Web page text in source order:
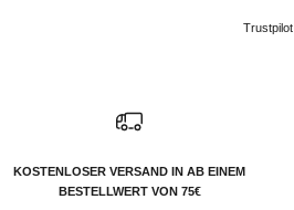
Trustpilot
KOSTENLOSER VERSAND IN AB EINEM
BESTELLWERT VON 75€